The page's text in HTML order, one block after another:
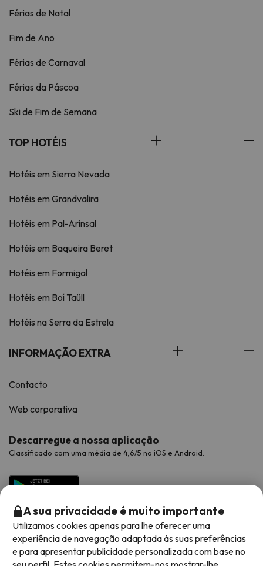
Férias de Natal
Fim de Ano
Férias de Carnaval
Férias da Páscoa
Ski de Fim de Semana
TOP HOTÉIS
Hotéis em Sierra Nevada
Hotéis em Grandvalira
Hotéis em Pal-Arinsal
Hotéis em Baqueira Beret
Hotéis em Formigal
Hotéis em Boí Taüll
Hotéis na Serra da Estrela
INFORMAÇÃO EXTRA
Contacto
Web corporativa
Descarregue a nossa aplicação
Classificado com uma média de 4,6/5 no iOS e Android.
A sua privacidade é muito importante
Utilizamos cookies apenas para lhe oferecer uma
experiência de navegação adaptada às suas preferências
e para apresentar publicidade personalizada com base no